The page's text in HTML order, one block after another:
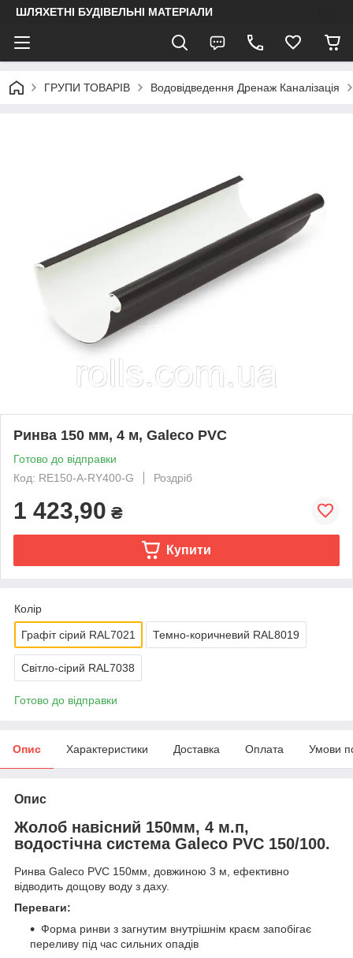
ШЛЯХЕТНІ БУДІВЕЛЬНІ МАТЕРІАЛИ
ГРУПИ ТОВАРІВ Водовідведення Дренаж Каналізація
Ринва 150 мм, 4 м, Galeco PVC
Готово до відправки
Код: RE150-А-RY400-G
Роздріб
1 423,90 ₴
Купити
Колір
Графіт сірий RAL7021 Темно-коричневий RAL8019
Світло-сірий RAL7038
Готово до відправки
Опис Характеристики Доставка Оплата Умови
Опис
Жолоб навісний 150мм, 4 м.п,
водостічна система Galeco PVC 150/100.
Ринва Galeco PVC 150мм, довжиною 3 м, ефективно
відводить дощову воду з даху.
Переваги:
Форма ринви з загнутим внутрішнім краєм запобігає
переливу під час сильних опадів